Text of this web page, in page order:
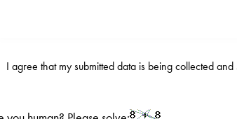
I agree that my submitted data is beingcollected and